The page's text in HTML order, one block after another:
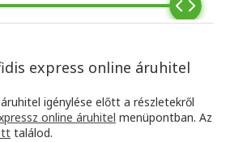
express online áruhitel
igénylése előtt a részletekről
online áruhitel menüpontban. Az
találod.